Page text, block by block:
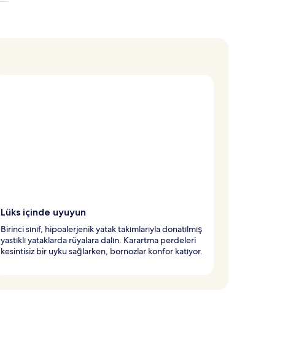
Lüks içinde uyuyun
Birinci sınıf, hipoalerjenik yatak takımlarıyla donatılmış
yastıklı yataklarda rüyalara dalın. Karartma perdeleri
kesintisiz bir uyku sağlarken, bornozlar konfor katıyor.